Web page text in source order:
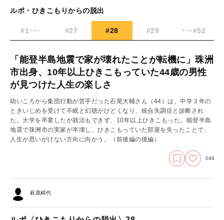
ルポ・ひきこもりからの脱出
#1･･･ #27 #28 #29 ･･･#52
「能登半島地震で家が壊れたことが転機に」珠洲
市出身、10年以上ひきこもっていた44歳の男性
が見つけた人生の楽しさ
幼いころから集団行動が苦手だった石尾大輔さん（44）は、中学３年の
ときいじめを受けて不眠と幻聴がひどくなり、統合失調症と診断され
た。大学を卒業したが就活もできず、10年以上ひきこもった。能登半島
地震で珠洲市の実家が半壊し、ひきこもっていた部屋を失ったことで、
人生が思いがけない方向に向かう。
（前後編の後編）
344
萩原絹代